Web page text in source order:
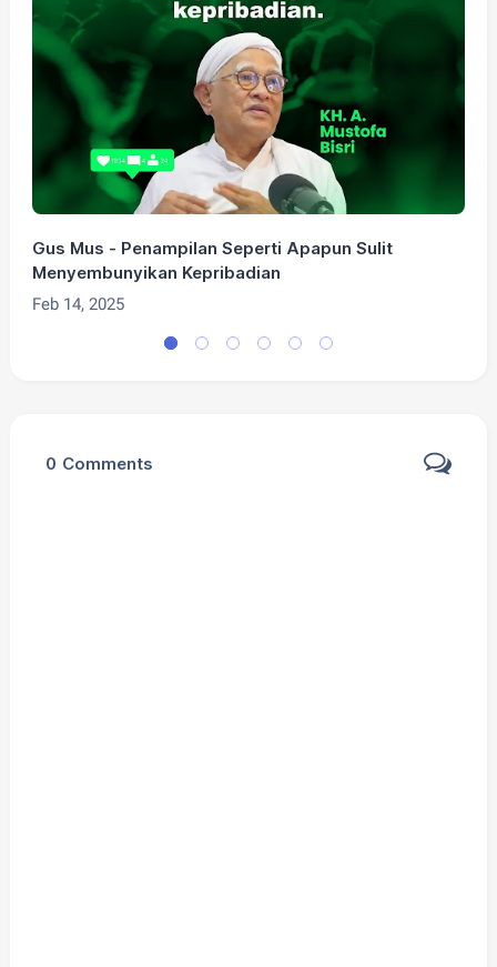
Gus Mus - Penampilan Seperti Apapun Sulit
Menyembunyikan Kepribadian
Feb 14, 2025
0 Comments